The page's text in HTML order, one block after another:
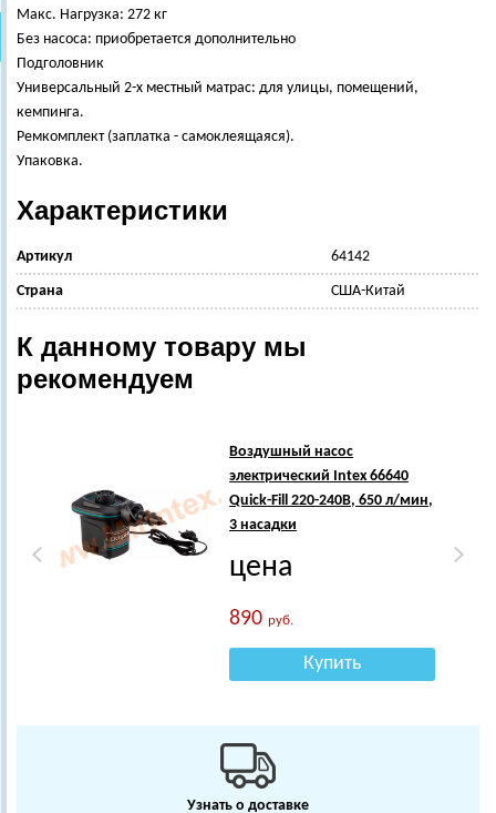
Макс. Нагрузка: 272 кг
Без насоса: приобретается дополнительно
Подголовник
Универсальный 2-х местный матрас: для улицы, помещений,
кемпинга.
Ремкомплект (заплатка - самоклеящаяся).
Упаковка.
Характеристики
Артикул 64142
Страна США-Китай
К данному товару мы
рекомендуем
Воздушный насос
электрический Intex 66640
Quick-Fill 220-240В, 650 л/мин,
3 насадки
цена
890руб.
Купить
Узнать о доставке